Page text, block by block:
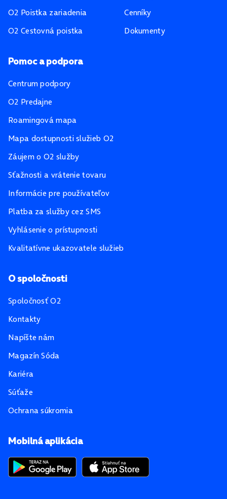
Mobilná aplikácia
O2 Poistka zariadenia
O2 Cestovná poistka
Cenníky
Dokumenty
Pomoc a podpora
Centrum podpory
O2 Predajne
Roamingová mapa
Mapa dostupnosti služieb O2
Záujem o O2 služby
Sťažnosti a vrátenie tovaru
Informácie pre používateľov
Platba za služby cez SMS
Vyhlásenie o prístupnosti
Kvalitatívne ukazovatele služieb
O spoločnosti
Spoločnosť O2
Kontakty
Napíšte nám
Magazín Sóda
Kariéra
Súťaže
Ochrana súkromia